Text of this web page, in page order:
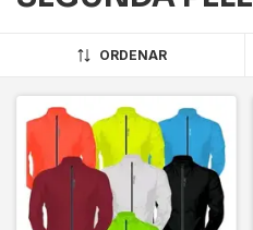
ORDENAR